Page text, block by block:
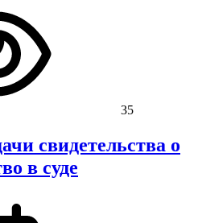
35
свидетельства о
в суде